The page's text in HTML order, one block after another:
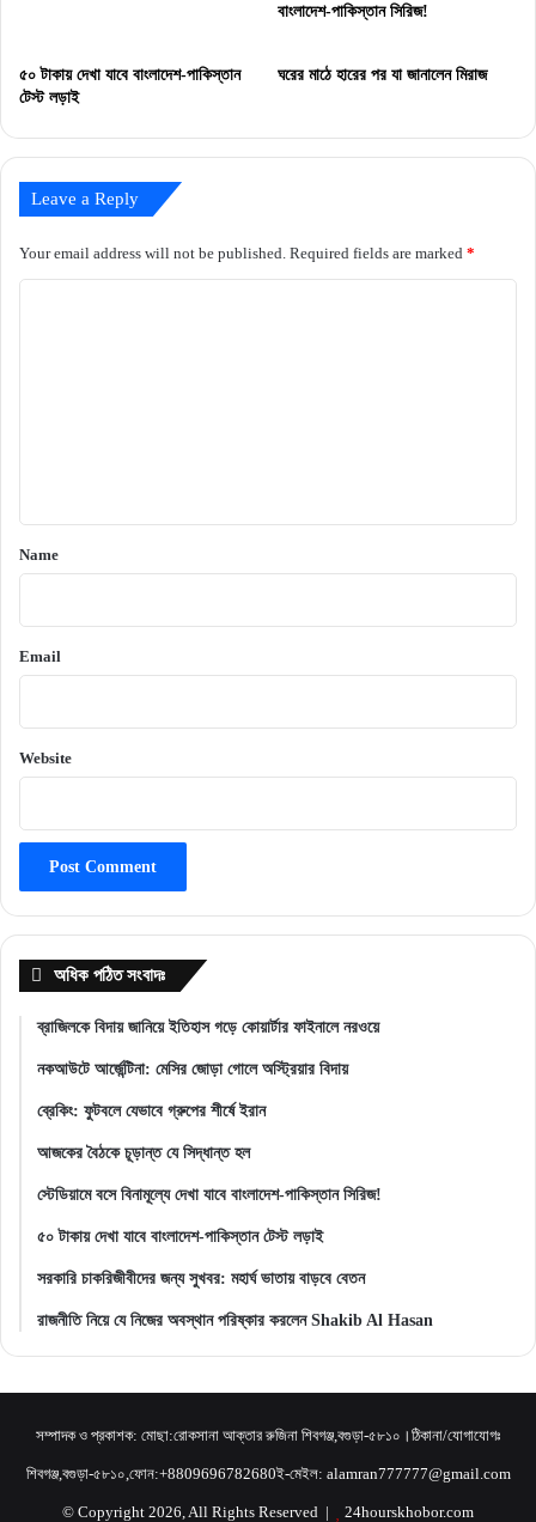
বাংলাদেশ-পাকিস্তান সিরিজ!
৫০ টাকায় দেখা যাবে বাংলাদেশ-পাকিস্তান
টেস্ট লড়াই
ঘরের মাঠে হারের পর যা জানালেন মিরাজ
Leave a Reply
Your email address will not be published. Required fields are marked *
*
Name
Email
Website
অধিক পঠিত সংবাদঃ
ব্রাজিলকে বিদায় জানিয়ে ইতিহাস গড়ে কোয়ার্টার ফাইনালে নরওয়ে
নকআউটে আর্জেন্টিনা: মেসির জোড়া গোলে অস্ট্রিয়ার বিদায়
ব্রেকিং: ফুটবলে যেভাবে গ্রুপের শীর্ষে ইরান
আজকের বৈঠকে চূড়ান্ত যে সিদ্ধান্ত হল
স্টেডিয়ামে বসে বিনামূল্যে দেখা যাবে বাংলাদেশ-পাকিস্তান সিরিজ!
৫০ টাকায় দেখা যাবে বাংলাদেশ-পাকিস্তান টেস্ট লড়াই
সরকারি চাকরিজীবীদের জন্য সুখবর: মহার্ঘ ভাতায় বাড়বে বেতন
রাজনীতি নিয়ে যে নিজের অবস্থান পরিষ্কার করলেন Shakib Al Hasan
সম্পাদক ও প্রকাশক: মোছা:রোকসানা আক্তার রুজিনা শিবগঞ্জ,বগুড়া-৫৮১০।ঠিকানা/যোগাযোগঃ
শিবগঞ্জ,বগুড়া-৫৮১০,ফোন:+8809696782680ই-মেইল: alamran777777@gmail.com
© Copyright 2026, All Rights Reserved | 24hourskhobor.com